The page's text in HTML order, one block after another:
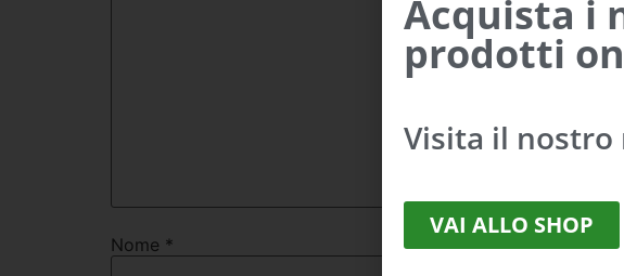
Nome *
Acquista i
prodotti
Visita il nostro
VAI ALLO SHOP